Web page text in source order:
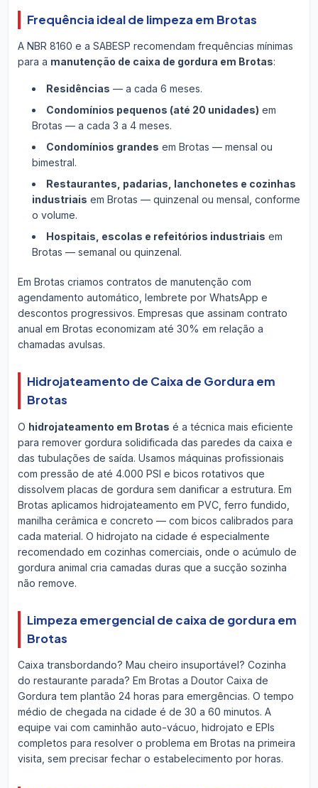
Frequência ideal de limpeza em Brotas
A NBR 8160 e a SABESP recomendam frequências mínimas
para a manutenção de caixa de gordura em Brotas:
Residências — a cada 6 meses.
Condomínios pequenos (até 20 unidades) em
Brotas — a cada 3 a 4 meses.
Condomínios grandes em Brotas — mensal ou
bimestral.
Restaurantes, padarias, lanchonetes e cozinhas
industriais em Brotas — quinzenal ou mensal, conforme
o volume.
Hospitais, escolas e refeitórios industriais em
Brotas — semanal ou quinzenal.
Em Brotas criamos contratos de manutenção com
agendamento automático, lembrete por WhatsApp e
descontos progressivos. Empresas que assinam contrato
anual em Brotas economizam até 30% em relação a
chamadas avulsas.
Hidrojateamento de Caixa de Gordura em
Brotas
O hidrojateamento em Brotas é a técnica mais eficiente
para remover gordura solidificada das paredes da caixa e
das tubulações de saída. Usamos máquinas profissionais
com pressão de até 4.000 PSI e bicos rotativos que
dissolvem placas de gordura sem danificar a estrutura. Em
Brotas aplicamos hidrojateamento em PVC, ferro fundido,
manilha cerâmica e concreto — com bicos calibrados para
cada material. O hidrojato na cidade é especialmente
recomendado em cozinhas comerciais, onde o acúmulo de
gordura animal cria camadas duras que a sucção sozinha
não remove.
Limpeza emergencial de caixa de gordura em
Brotas
Caixa transbordando? Mau cheiro insuportável? Cozinha
do restaurante parada? Em Brotas a Doutor Caixa de
Gordura tem plantão 24 horas para emergências. O tempo
médio de chegada na cidade é de 30 a 60 minutos. A
equipe vai com caminhão auto-vácuo, hidrojato e EPIs
completos para resolver o problema em Brotas na primeira
visita, sem precisar fechar o estabelecimento por horas.